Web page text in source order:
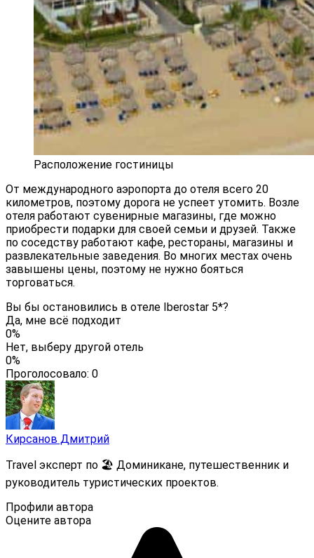
Расположение гостиницы
От международного аэропорта до отеля всего 20
километров, поэтому дорога не успеет утомить. Возле
отеля работают сувенирные магазины, где можно
приобрести подарки для своей семьи и друзей. Также
по соседству работают кафе, рестораны, магазины и
развлекательные заведения. Во многих местах очень
завышены цены, поэтому не нужно бояться
торговаться.
Вы бы остановились в отеле Iberostar 5*?
Да, мне всё подходит
0%
Нет, выберу другой отель
0%
Проголосовало: 0
Кирсанов Дмитрий
Travel эксперт по 🏖️ Доминикане, путешественник и
руководитель туристических проектов.
Профили автора
Оцените автора